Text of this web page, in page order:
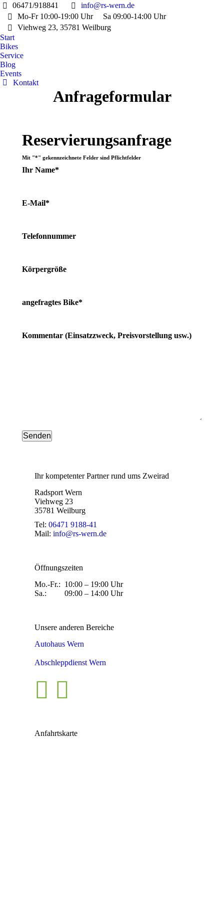
06471/918841
info@rs-wern.de
Mo-Fr 10:00-19:00 Uhr
Sa 09:00-14:00 Uhr
Viehweg 23, 35781 Weilburg
Start
Bikes
Service
Blog
Events
Kontakt
Anfrageformular
Reservierungsanfrage
Mit "*" gekennzeichnete Felder sind Pflichtfelder
Ihr Name*
E-Mail*
Telefonnummer
Körpergröße
angefragtes Bike*
Kommentar (Einsatzzweck, Preisvorstellung usw.)
Ihr kompetenter Partner rund ums Zweirad
Radsport Wern
Viehweg 23
35781 Weilburg
Tel: 06471 9188-41
Mail: info@rs-wern.de
Öffnungszeiten
Mo.-Fr.: 10:00 – 19:00 Uhr
Sa.: 09:00 – 14:00 Uhr
Unsere anderen Bereiche
Autohaus Wern
Abschleppdienst Wern
Anfahrtskarte